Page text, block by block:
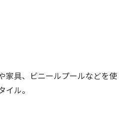
家具、ビニールプールなどを使
ル。